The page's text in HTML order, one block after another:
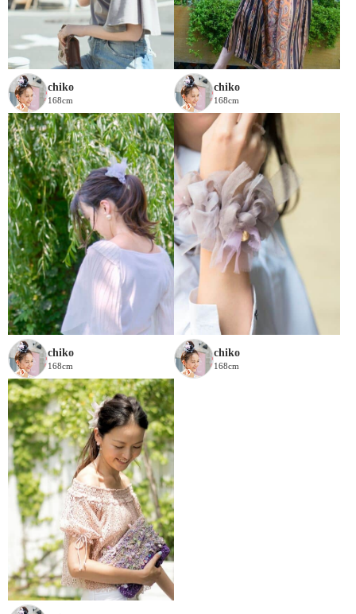
chiko
168cm
chiko
168cm
chiko
168cm
chiko
168cm